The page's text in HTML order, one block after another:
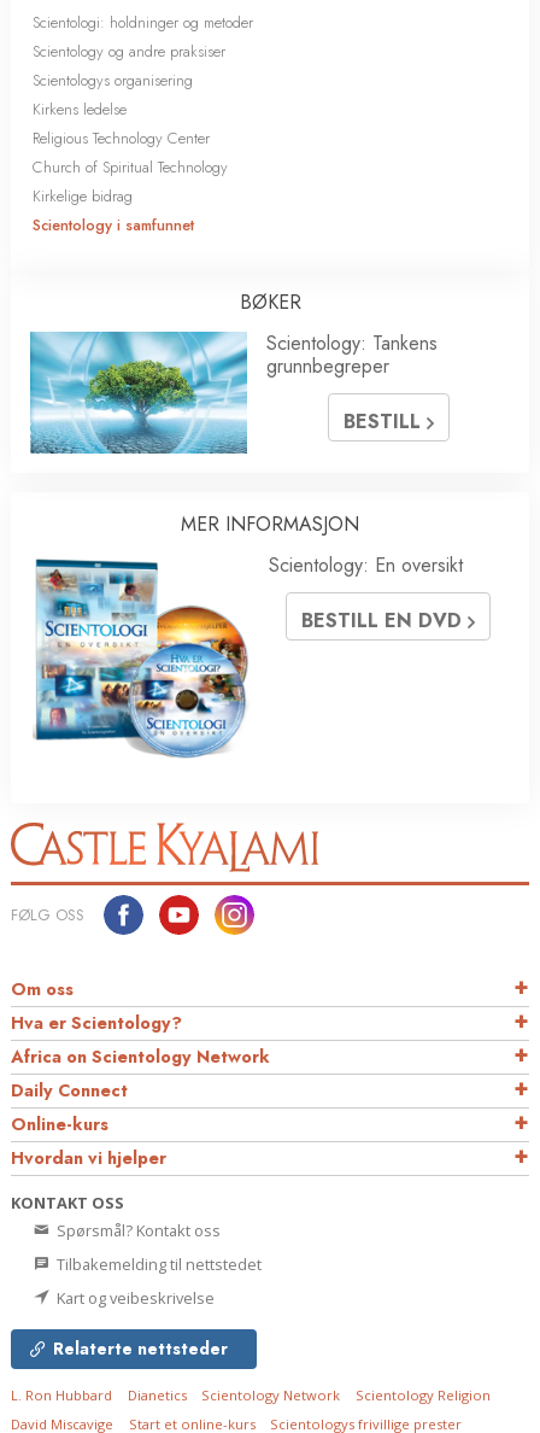
Scientologi: holdninger og metoder
Scientology og andre praksiser
Scientologys organisering
Kirkens ledelse
Religious Technology Center
Church of Spiritual Technology
Kirkelige bidrag
Scientology i samfunnet
BØKER
Scientology: Tankens
grunnbegreper
BESTILL
MER INFORMASJON
Scientology: En oversikt
BESTILL EN DVD
FØLG OSS
Om oss
Hva er Scientology?
Africa on Scientology Network
Daily Connect
Online-kurs
Hvordan vi hjelper
KONTAKT OSS
Spørsmål? Kontakt oss
Tilbakemelding til nettstedet
Kart og veibeskrivelse
Relaterte nettsteder
L. Ron Hubbard Dianetics Scientology Network
Scientology Religion
David Miscavige
Start et online-kurs Scientologys frivillige prester